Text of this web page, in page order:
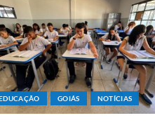
GOIÁS NOTÍCIAS